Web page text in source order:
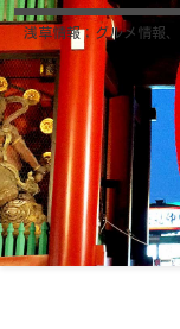
浅草情報；グルメ情報